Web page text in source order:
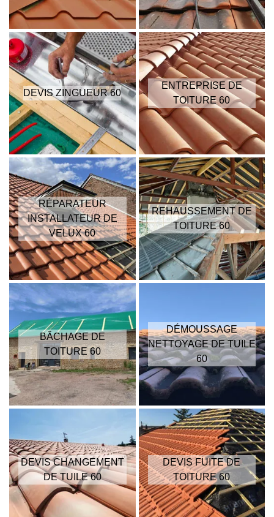
DEVIS ZINGUEUR 60
ENTREPRISE DE
TOITURE 60
RÉPARATEUR
INSTALLATEUR DE
VELUX 60
REHAUSSEMENT DE
TOITURE 60
BÂCHAGE DE
TOITURE 60
DÉMOUSSAGE
NETTOYAGE DE TUILE
60
DEVIS CHANGEMENT
DE TUILE 60
DEVIS FUITE DE
TOITURE 60